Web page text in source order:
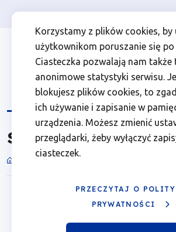
Korzystamy z plików cookies, by
użytkownikom poruszanie się po
Ciasteczka pozwalają nam także
anonimowe statystyki serwisu.
blokujesz plików cookies, to
ich używanie i zapisanie w
urządzenia. Możesz zmienić
przeglądarki, żeby wyłączyć
ciasteczek.
PRZECZYTAJ O
PRYWATNOŚCI
Słownik
Fundusze
Europejskie
dla
Wielkopolski
Przejdź
głównej
nawigacji
Przejdź
wyszukiwarki
Przejdź
zawartości
strony
Przejdź
stopki
Menu
Header
Top
Osoba prywatna Firma
Słownik
Ścieżka